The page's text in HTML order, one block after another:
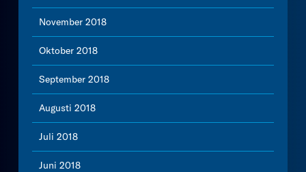
November 2018
Oktober 2018
September 2018
Augusti 2018
Juli 2018
Juni 2018